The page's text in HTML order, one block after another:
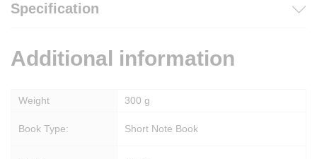
Specification
Additional information
Weight 300 g
Book Type: Short Note Book